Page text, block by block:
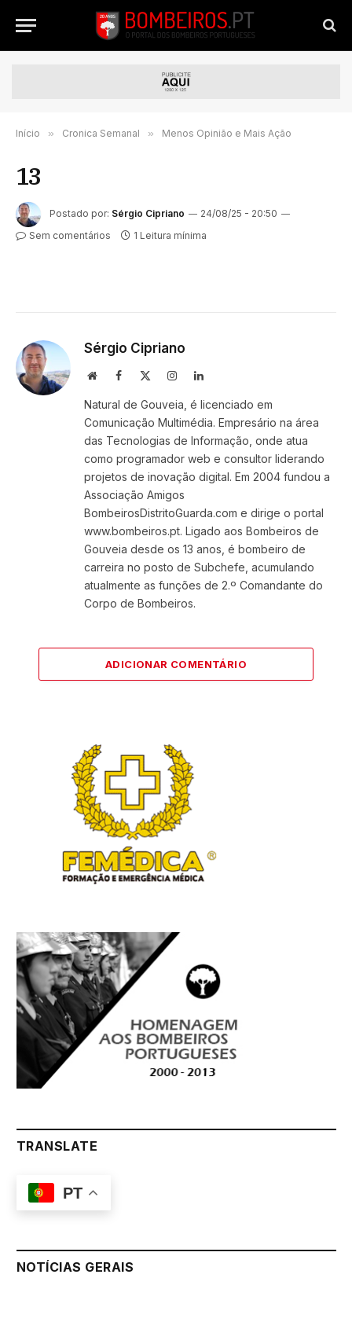
Início » Cronica Semanal » Menos Opinião e Mais Ação
13
Postado por: Sérgio Cipriano
24/08/25 - 20:50
Sem comentários
1 Leitura mínima
Sérgio Cipriano
WebsiteFacebook InstagramLinkedIn
Natural de Gouveia, é licenciado em
Comunicação Multimédia. Empresário na área
das Tecnologias de Informação, onde atua
como programador web e consultor liderando
projetos de inovação digital. Em 2004 fundou a
Associação Amigos
BombeirosDistritoGuarda.com e dirige o portal
www.bombeiros.pt. Ligado aos Bombeiros de
Gouveia desde os 13 anos, é bombeiro de
carreira no posto de Subchefe, acumulando
atualmente as funções de 2.º Comandante do
Corpo de Bombeiros.
ADICIONAR COMENTÁRIO
TRANSLATE
PT
NOTÍCIAS GERAIS